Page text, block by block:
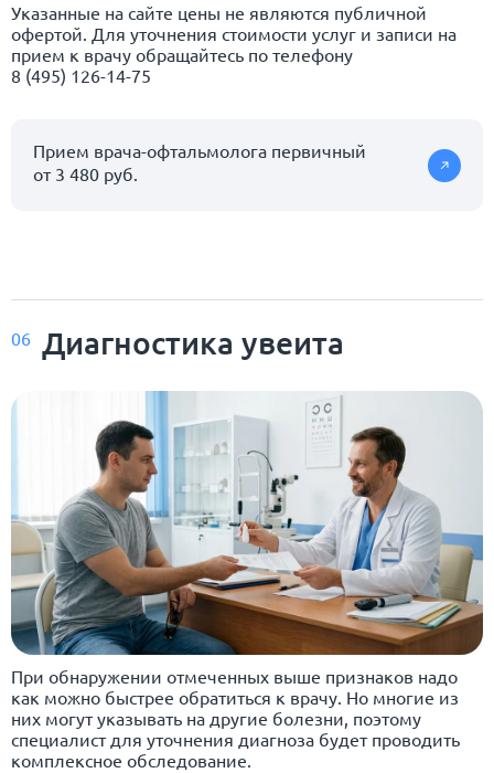
Указанные на сайте цены не являются публичной
офертой. Для уточнения стоимости услуг и записи на
прием к врачу обращайтесь по телефону
8 (495) 126-14-75
Прием врача-офтальмолога первичный
от 3 480 руб.
06 Диагностика увеита
При обнаружении отмеченных выше признаков надо
как можно быстрее обратиться к врачу. Но многие из
них могут указывать на другие болезни, поэтому
специалист для уточнения диагноза будет проводить
комплексное обследование.